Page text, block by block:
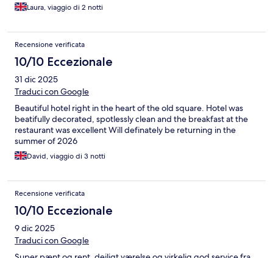
Laura, viaggio di 2 notti
Recensione verificata
10/10 Eccezionale
31 dic 2025
Traduci con Google
Beautiful hotel right in the heart of the old square. Hotel was
beatifully decorated, spotlessly clean and the breakfast at the
restaurant was excellent Will definately be returning in the
summer of 2026
David, viaggio di 3 notti
Recensione verificata
10/10 Eccezionale
9 dic 2025
Traduci con Google